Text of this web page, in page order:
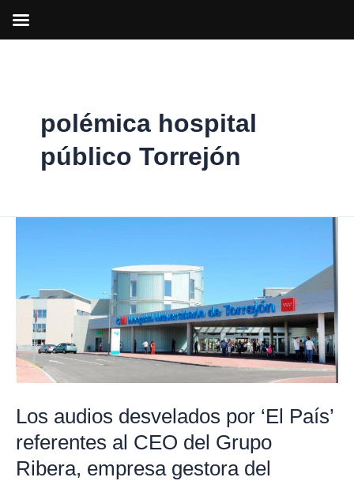
polémica hospital
público Torrejón
Los audios desvelados por ‘El País’
referentes al CEO del Grupo
Ribera, empresa gestora del
por
País’
referentes
al
del
Grupo
Ribera,